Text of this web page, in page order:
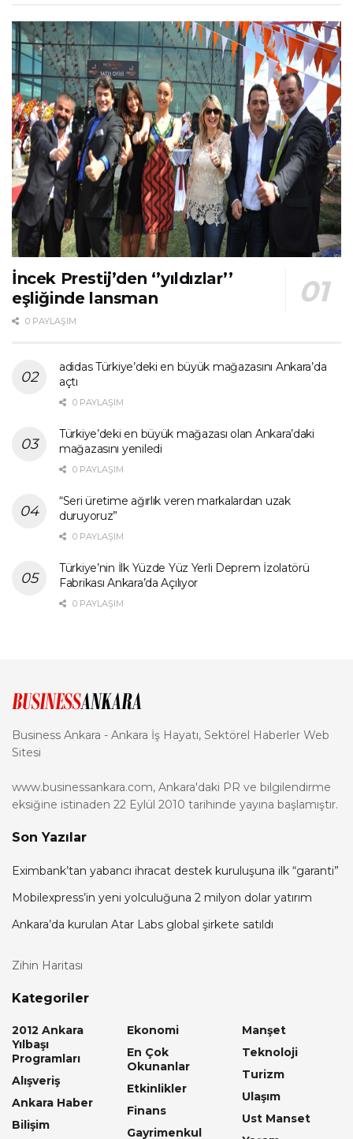
İncek Prestij’den ‘’yıldızlar’’
eşliğinde lansman
0 PAYLAŞIM
adidas Türkiye’deki en büyük mağazasını Ankara’da
açtı
0 PAYLAŞIM
Türkiye’deki en büyük mağazası olan Ankara’daki
mağazasını yeniledi
0 PAYLAŞIM
“Seri üretime ağırlık veren markalardan uzak
duruyoruz”
0 PAYLAŞIM
Türkiye’nin İlk Yüzde Yüz Yerli Deprem İzolatörü
Fabrikası Ankara’da Açılıyor
0 PAYLAŞIM
Business Ankara - Ankara İş Hayatı, Sektörel Haberler Web
Sitesi
www.businessankara.com, Ankara'daki PR ve bilgilendirme
eksiğine istinaden 22 Eylül 2010 tarihinde yayına başlamıştır.
Son Yazılar
Eximbank’tan yabancı ihracat destek kuruluşuna ilk “garanti”
Mobilexpress’in yeni yolculuğuna 2 milyon dolar yatırım
Ankara’da kurulan Atar Labs global şirkete satıldı
Zihin Haritası
Kategoriler
2012 Ankara
Yılbaşı
Programları
Alışveriş
Ankara Haber
Bilişim
Ekonomi
En Çok
Okunanlar
Etkinlikler
Finans
Gayrimenkul
Manşet
Teknoloji
Turizm
Ulaşım
Ust Manset